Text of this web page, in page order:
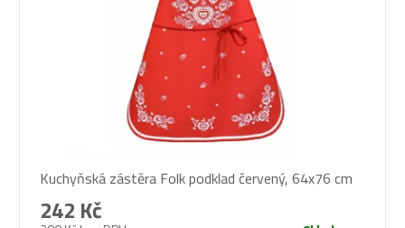
Kuchyňská zástěra Folk podklad červený, 64x76 cm
242 Kč